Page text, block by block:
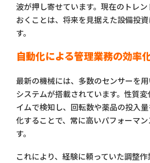
波が押し寄せています。現在のトレ
おくことは、将来を見据えた設備投
す。
自動化による管理業務の効率
最新の機械には、多数のセンサーを
システムが搭載されています。性質
イムで検知し、回転数や薬品の投入
化することで、常に高いパフォーマ
す。
これにより、経験に頼っていた調整